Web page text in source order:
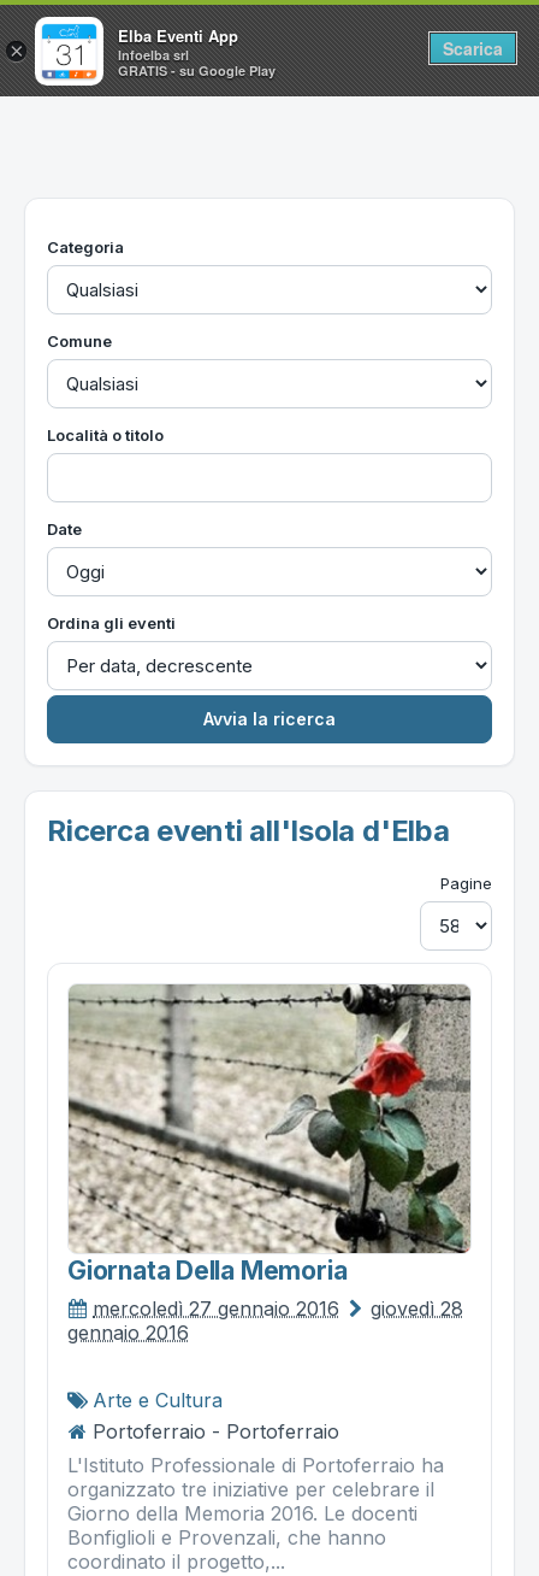
Home
Utilità
Categoria
Comune
Località o titolo
Date
Ordina gli eventi
Ricerca eventi all'Isola d'Elba
Pagine
Giornata Della Memoria
mercoledì 27 gennaio 2016
giovedì 28
gennaio 2016
Arte e Cultura
Portoferraio - Portoferraio
L'Istituto Professionale di Portoferraio ha
organizzato tre iniziative per celebrare il
Giorno della Memoria 2016. Le docenti
Bonfiglioli e Provenzali, che hanno
coordinato il progetto,...
×
Elba Eventi App
Infoelba srl
GRATIS - su Google Play
Scarica